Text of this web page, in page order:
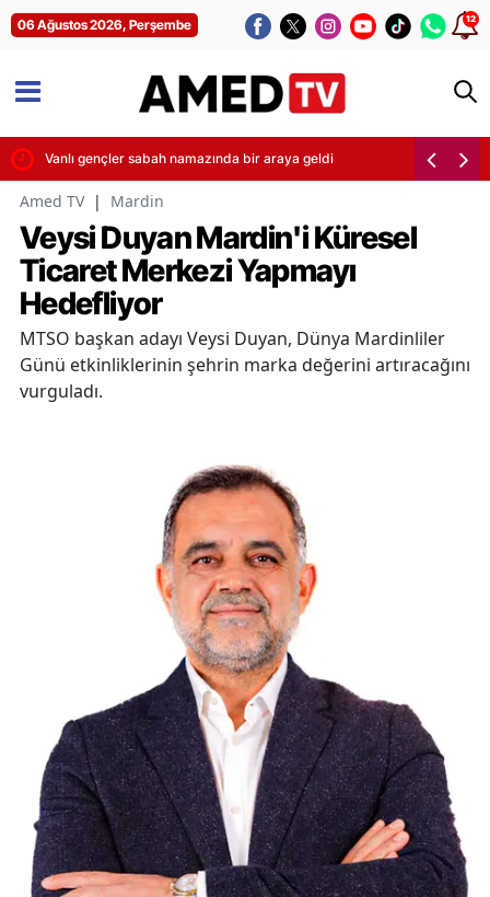
06 Ağustos 2026, Perşembe 12
yakalandı
Vanlı gençler sabah namazında bir araya geldi
Amed TV | Mardin
Veysi Duyan Mardin'i Küresel
Ticaret Merkezi Yapmayı
Hedefliyor
MTSO başkan adayı Veysi Duyan, Dünya Mardinliler
Günü etkinliklerinin şehrin marka değerini artıracağını
vurguladı.